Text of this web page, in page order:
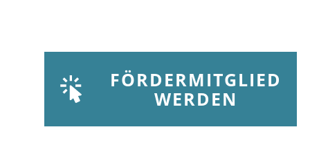
FÖRDERMITGLIED
WERDEN